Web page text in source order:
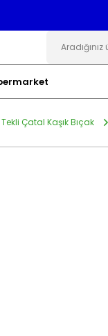
Tekli Çatal Kaşık Bıçak